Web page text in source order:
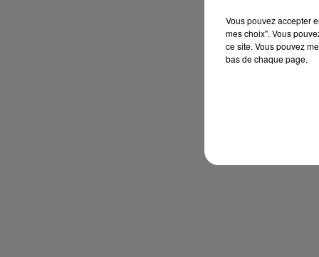
Vous pouvez accepter
mes choix". Vous
ce site. Vous pouvez
bas de chaque page.